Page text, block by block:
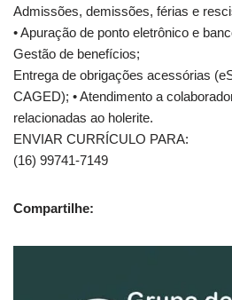
Admissões, demissões, férias e
• Apuração de ponto eletrônico e
Gestão de benefícios;
Entrega de obrigações acessórias
CAGED); • Atendimento a
relacionadas ao holerite.
ENVIAR CURRÍCULO PARA:
(16) 99741-7149
Compartilhe: